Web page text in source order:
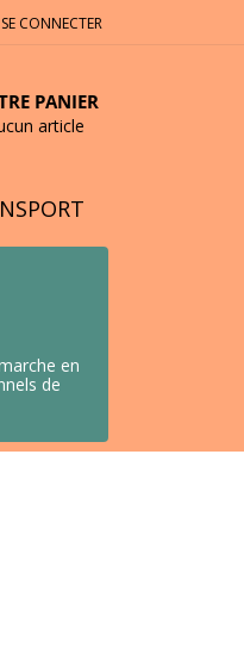
SE CONNECTER
PANIER
article
en
de